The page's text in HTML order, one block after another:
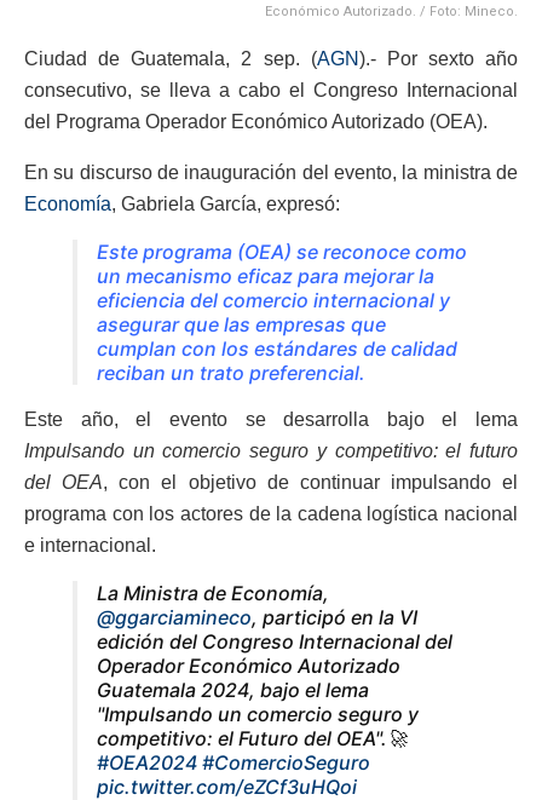
Económico Autorizado. / Foto: Mineco.
Ciudad de Guatemala, 2 sep. (AGN).- Por sexto año
consecutivo, se lleva a cabo el Congreso Internacional
del Programa Operador Económico Autorizado (OEA).
En su discurso de inauguración del evento, la ministra de
Economía, Gabriela García, expresó:
Este programa (OEA) se reconoce como
un mecanismo eficaz para mejorar la
eficiencia del comercio internacional y
asegurar que las empresas que
cumplan con los estándares de calidad
reciban un trato preferencial.
Este año, el evento se desarrolla bajo el lema
Impulsando un comercio seguro y competitivo: el futuro
del OEA, con el objetivo de continuar impulsando el
programa con los actores de la cadena logística nacional
e internacional.
La Ministra de Economía,
@ggarciamineco, participó en la VI
edición del Congreso Internacional del
Operador Económico Autorizado
Guatemala 2024, bajo el lema
"Impulsando un comercio seguro y
competitivo: el Futuro del OEA".🚀
#OEA2024 #ComercioSeguro
pic.twitter.com/eZCf3uHQoi